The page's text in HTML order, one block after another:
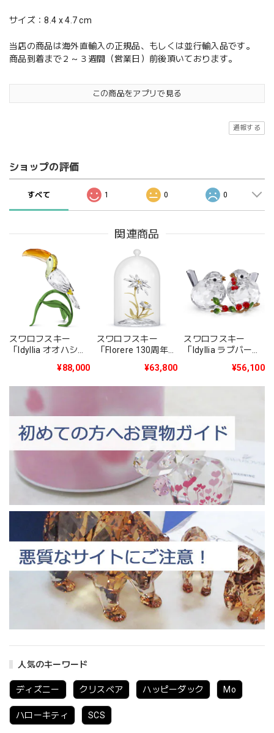
人気のキーワード
ディズニー クリスベア ハッピーダック Mo
ハローキティ SCS
サイズ：8.4 x 4.7 cm
当店の商品は海外直輸入の正規品、もしくは並行輸入品です。
商品到着まで２～３週間（営業日）前後頂いております。
この商品をアプリで見る
通報する
ショップの評価
すべて 1 0 0
関連商品
スワロフスキー
「Idyllia オオハシ」
¥88,000
スワロフスキー
「Florere 130周年記
¥63,800
スワロフスキー
「Idyllia ラブバード
¥56,100